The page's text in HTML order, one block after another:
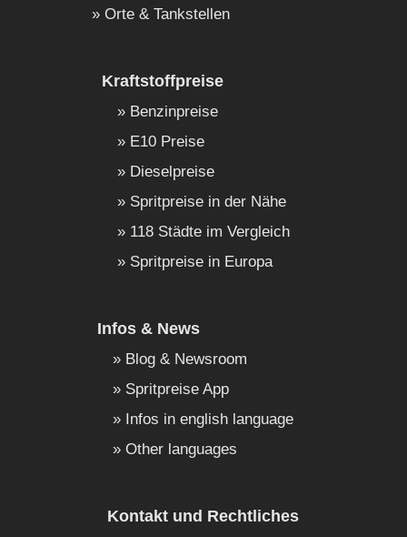
Orte & Tankstellen
Kraftstoffpreise
Benzinpreise
E10 Preise
Dieselpreise
Spritpreise in der Nähe
118 Städte im Vergleich
Spritpreise in Europa
Infos & News
Blog & Newsroom
Spritpreise App
Infos in english language
Other languages
Kontakt und Rechtliches